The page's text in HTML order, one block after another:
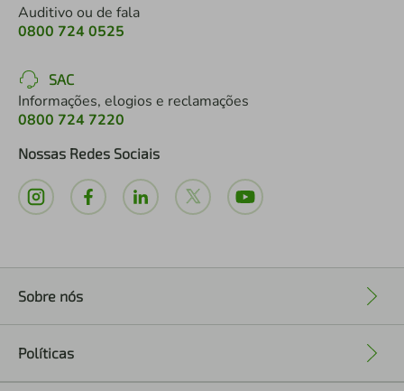
Auditivo ou de fala
0800 724 0525
SAC
Informações, elogios e reclamações
0800 724 7220
Nossas Redes Sociais
Sobre nós
Políticas